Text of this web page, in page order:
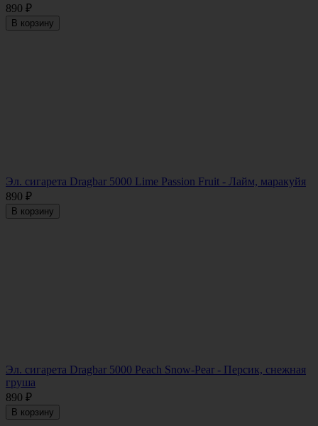
890 ₽
В корзину
Эл. сигарета Dragbar 5000 Lime Passion Fruit - Лайм, маракуйя
890 ₽
В корзину
Эл. сигарета Dragbar 5000 Peach Snow-Pear - Персик, снежная
груша
890 ₽
В корзину